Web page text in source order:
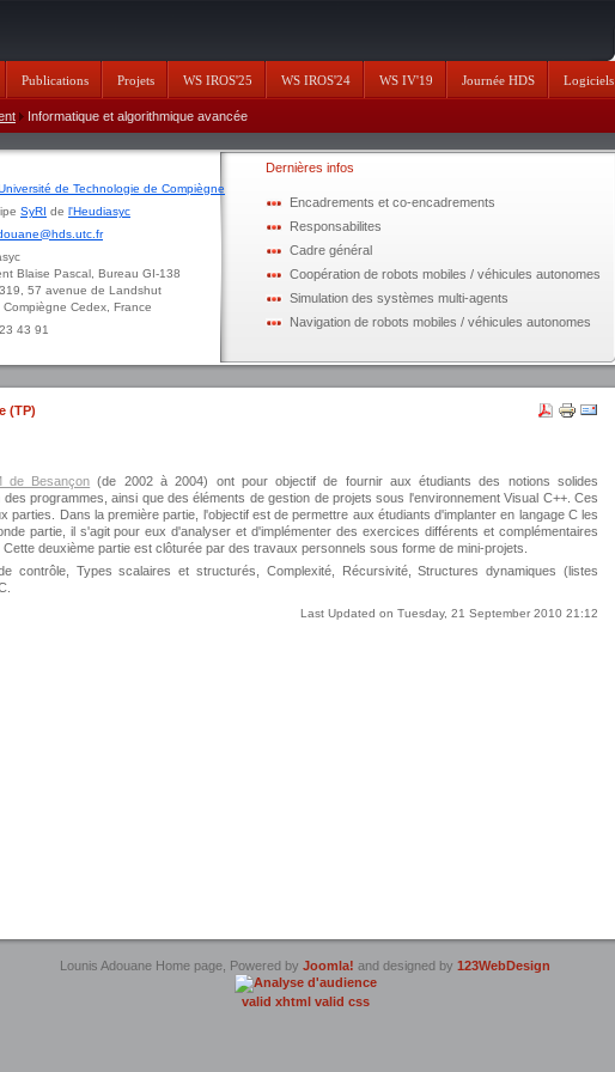
Publications Projets WS IROS'25 WS IROS'24 WS IV'19 Journée HDS Logiciels
Informatique et algorithmique avancée
de Technologie de Compiègne
SyRI de l'Heudiasyc
Pascal, Bureau GI-138
avenue de Landshut
Cedex, France
43 91
Dernières infos
Encadrements et co-encadrements
Responsabilites
Cadre général
Coopération de robots mobiles / véhicules autonomes
Simulation des systèmes multi-agents
Navigation de robots mobiles / véhicules autonomes
(TP)
de Besançon (de 2002 à 2004) ont pour objectif de fournir aux étudiants des notions solides
programmes, ainsi que des éléments de gestion de projets sous l'environnement Visual C++. Ces
parties. Dans la première partie, l'objectif est de permettre aux étudiants d'implanter en langage C les
partie, il s'agit pour eux d'analyser et d'implémenter des exercices différents et complémentaires
deuxième partie est clôturée par des travaux personnels sous forme de mini-projets.
contrôle, Types scalaires et structurés, Complexité, Récursivité, Structures dynamiques (listes
Last Updated on Tuesday, 21 September 2010 21:12
Lounis Adouane Home page, Powered by Joomla! and designed by 123WebDesign
valid xhtml valid css